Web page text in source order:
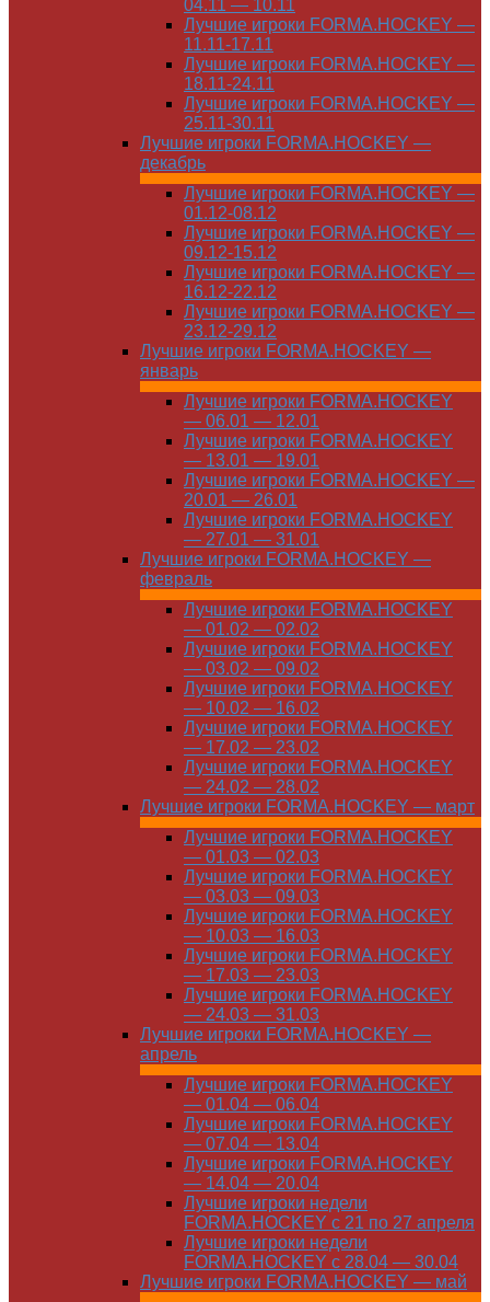
04.11 — 10.11
Лучшие игроки FORMA.HOCKEY —
11.11-17.11
Лучшие игроки FORMA.HOCKEY —
18.11-24.11
Лучшие игроки FORMA.HOCKEY —
25.11-30.11
Лучшие игроки FORMA.HOCKEY —
декабрь
Лучшие игроки FORMA.HOCKEY —
01.12-08.12
Лучшие игроки FORMA.HOCKEY —
09.12-15.12
Лучшие игроки FORMA.HOCKEY —
16.12-22.12
Лучшие игроки FORMA.HOCKEY —
23.12-29.12
Лучшие игроки FORMA.HOCKEY —
январь
Лучшие игроки FORMA.HOCKEY
— 06.01 — 12.01
Лучшие игроки FORMA.HOCKEY
— 13.01 — 19.01
Лучшие игроки FORMA.HOCKEY —
20.01 — 26.01
Лучшие игроки FORMA.HOCKEY
— 27.01 — 31.01
Лучшие игроки FORMA.HOCKEY —
февраль
Лучшие игроки FORMA.HOCKEY
— 01.02 — 02.02
Лучшие игроки FORMA.HOCKEY
— 03.02 — 09.02
Лучшие игроки FORMA.HOCKEY
— 10.02 — 16.02
Лучшие игроки FORMA.HOCKEY
— 17.02 — 23.02
Лучшие игроки FORMA.HOCKEY
— 24.02 — 28.02
Лучшие игроки FORMA.HOCKEY — март
Лучшие игроки FORMA.HOCKEY
— 01.03 — 02.03
Лучшие игроки FORMA.HOCKEY
— 03.03 — 09.03
Лучшие игроки FORMA.HOCKEY
— 10.03 — 16.03
Лучшие игроки FORMA.HOCKEY
— 17.03 — 23.03
Лучшие игроки FORMA.HOCKEY
— 24.03 — 31.03
Лучшие игроки FORMA.HOCKEY —
апрель
Лучшие игроки FORMA.HOCKEY
— 01.04 — 06.04
Лучшие игроки FORMA.HOCKEY
— 07.04 — 13.04
Лучшие игроки FORMA.HOCKEY
— 14.04 — 20.04
Лучшие игроки недели
FORMA.HOCKEY с 21 по 27 апреля
Лучшие игроки недели
FORMA.HOCKEY с 28.04 — 30.04
Лучшие игроки FORMA.HOCKEY — май